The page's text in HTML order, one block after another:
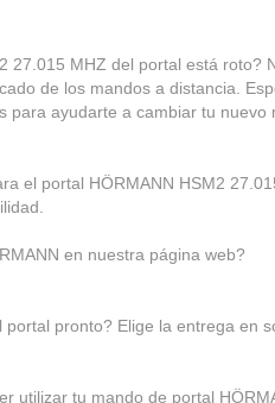
27.015 MHZ del portal está roto?
de los mandos a distancia.
para ayudarte a cambiar tu
el portal HÖRMANN HSM2
en nuestra página web?
pronto? Elige la entrega en
utilizar tu mando de portal